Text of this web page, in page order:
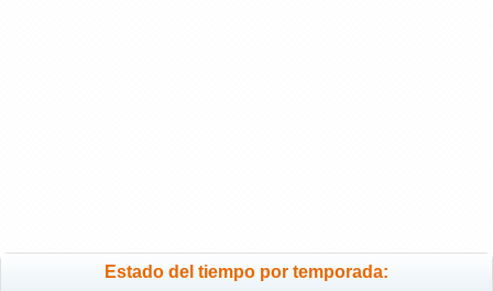
Estado del tiempo por temporada: